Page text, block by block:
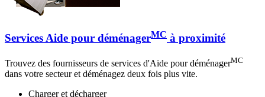
Services Aide pour déménagerMC à proximité
Trouvez des fournisseurs de services d'Aide pour déménagerMC
dans votre secteur et déménagez deux fois plus vite.
Charger et décharger